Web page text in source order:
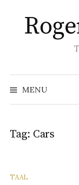
inhoud
springen
MENU
Tag: Cars
TAAL